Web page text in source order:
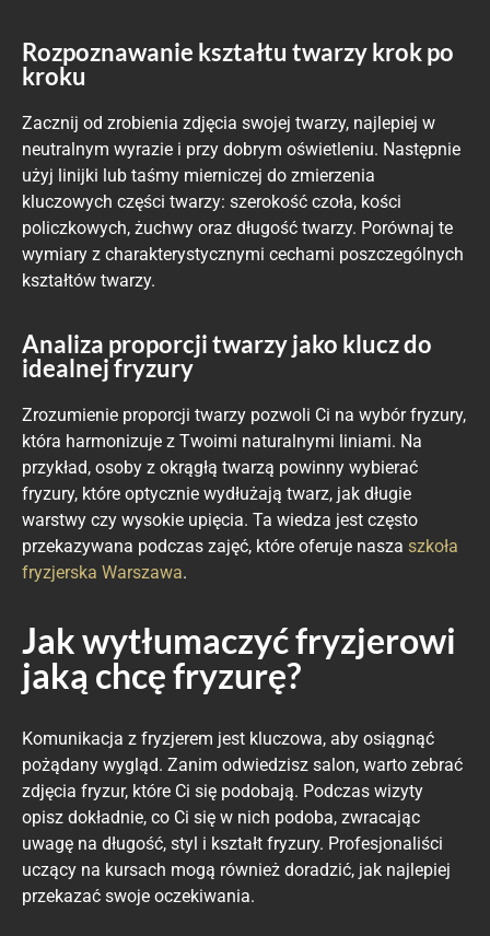
Rozpoznawanie kształtu twarzy krok po
kroku
Zacznij od zrobienia zdjęcia swojej twarzy, najlepiej w
neutralnym wyrazie i przy dobrym oświetleniu. Następnie
użyj linijki lub taśmy mierniczej do zmierzenia
kluczowych części twarzy: szerokość czoła, kości
policzkowych, żuchwy oraz długość twarzy. Porównaj te
wymiary z charakterystycznymi cechami poszczególnych
kształtów twarzy.
Analiza proporcji twarzy jako klucz do
idealnej fryzury
Zrozumienie proporcji twarzy pozwoli Ci na wybór fryzury,
która harmonizuje z Twoimi naturalnymi liniami. Na
przykład, osoby z okrągłą twarzą powinny wybierać
fryzury, które optycznie wydłużają twarz, jak długie
warstwy czy wysokie upięcia. Ta wiedza jest często
przekazywana podczas zajęć, które oferuje nasza szkoła
fryzjerska Warszawa.
Jak wytłumaczyć fryzjerowi
jaką chcę fryzurę?
Komunikacja z fryzjerem jest kluczowa, aby osiągnąć
pożądany wygląd. Zanim odwiedzisz salon, warto zebrać
zdjęcia fryzur, które Ci się podobają. Podczas wizyty
opisz dokładnie, co Ci się w nich podoba, zwracając
uwagę na długość, styl i kształt fryzury. Profesjonaliści
uczący na kursach mogą również doradzić, jak najlepiej
przekazać swoje oczekiwania.